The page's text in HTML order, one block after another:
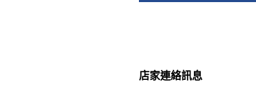
店家連絡訊息